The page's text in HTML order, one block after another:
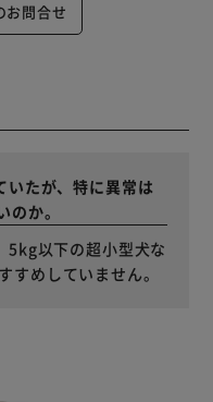
お問合せ
たが、特に異常は
か。
5kg以下の超小型犬な
すめしていません。